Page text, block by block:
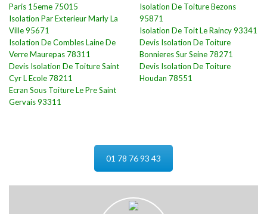
Paris 15eme 75015
Isolation Par Exterieur Marly La
Ville 95671
Isolation De Combles Laine De
Verre Maurepas 78311
Devis Isolation De Toiture Saint
Cyr L Ecole 78211
Ecran Sous Toiture Le Pre Saint
Gervais 93311
Isolation De Toiture Bezons
95871
Isolation De Toit Le Raincy 93341
Devis Isolation De Toiture
Bonnieres Sur Seine 78271
Devis Isolation De Toiture
Houdan 78551
01 78 76 93 43